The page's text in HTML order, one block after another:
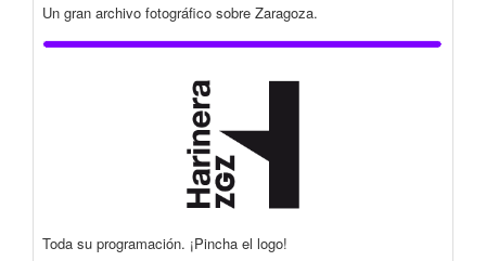
Un gran archivo fotográfico sobre Zaragoza.
Toda su programación. ¡Pincha el logo!